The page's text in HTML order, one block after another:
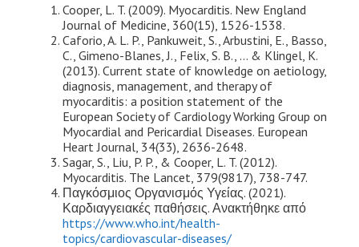
Cooper, L. T. (2009). Myocarditis. New England
Journal of Medicine, 360(15), 1526-1538.
Caforio, A. L. P., Pankuweit, S., Arbustini, E., Basso,
C., Gimeno-Blanes, J., Felix, S. B., … & Klingel, K.
(2013). Current state of knowledge on aetiology,
diagnosis, management, and therapy of
myocarditis: a position statement of the
European Society of Cardiology Working Group on
Myocardial and Pericardial Diseases. European
Heart Journal, 34(33), 2636-2648.
Sagar, S., Liu, P. P., & Cooper, L. T. (2012).
Myocarditis. The Lancet, 379(9817), 738-747.
Παγκόσμιος Οργανισμός Υγείας. (2021).
Καρδιαγγειακές παθήσεις. Ανακτήθηκε από
https://www.who.int/health-
topics/cardiovascular-diseases/